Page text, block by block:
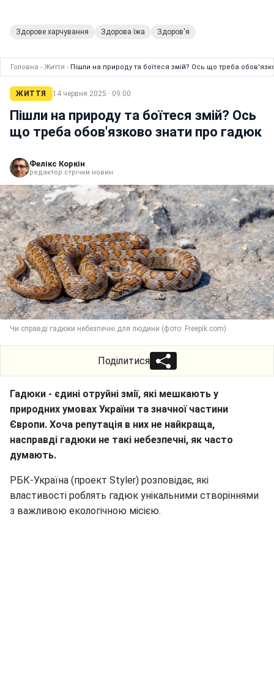
Здорове харчування Здорова їжа Здоров'я
Головна › Життя › Пішли на природу та боїтеся змій? Ось що треба
ЖИТТЯ 14 червня 2025 · 09:00
Пішли на природу та боїтеся змій? Ось
що треба обов'язково знати про гадюк
Фелікс Коркін
редактор стрічки новин
Чи справді гадюки небезпечні для людини (фото: Freepik.com)
Поділитися
Гадюки - єдині отруйні змії, які мешкають у
природних умовах України та значної частини
Європи. Хоча репутація в них не найкраща,
насправді гадюки не такі небезпечні, як часто
думають.
РБК-Україна (проект Styler) розповідає, які
властивості роблять гадюк унікальними створіннями
з важливою екологічною місією.